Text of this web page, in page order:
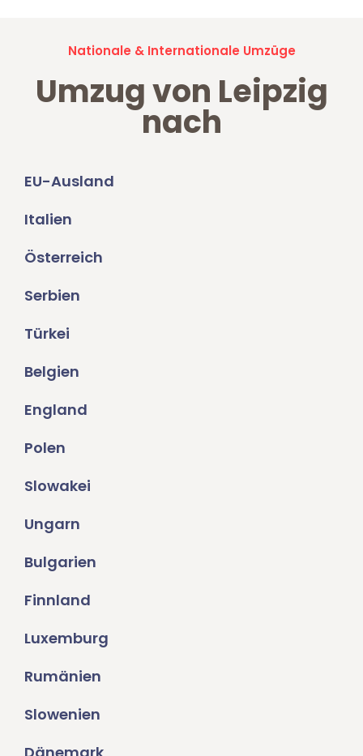
Nationale & Internationale Umzüge
Umzug von Leipzig
nach
EU-Ausland
Italien
Österreich
Serbien
Türkei
Belgien
England
Polen
Slowakei
Ungarn
Bulgarien
Finnland
Luxemburg
Rumänien
Slowenien